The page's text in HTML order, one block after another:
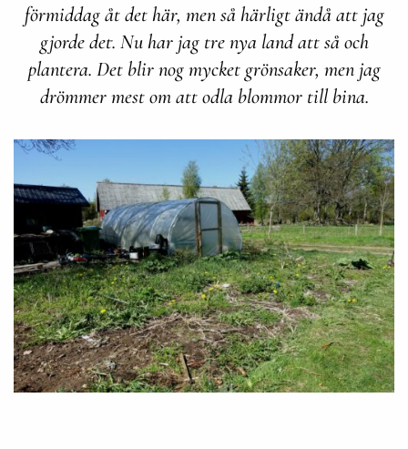
förmiddag åt det här, men så härligt ändå att jag
gjorde det. Nu har jag tre nya land att så och
plantera. Det blir nog mycket grönsaker, men jag
drömmer mest om att odla blommor till bina.